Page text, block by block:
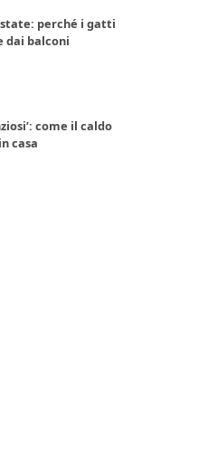
perché i gatti
dai balconi
come il caldo
casa